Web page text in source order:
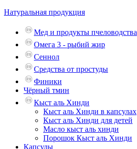
Натуральная продукция
Мед и продукты пчеловодства
Омега 3 - рыбий жир
Сеннол
Средства от простуды
Финики
Чёрный тмин
Кыст аль Хинди
Кыст аль Хинди в капсулах
Кыст аль Хинди для детей
Масло кыст аль хинди
Порошок Кыст аль Хинди
Капсулы